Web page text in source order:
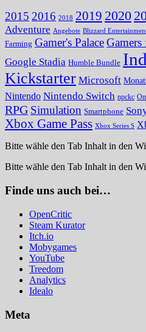
2015 2016 2018 2019 2020
Adventure Angebote Blizzard
Farming Gamer's Palace
Google Stadia Humble Bundle
Kickstarter Microsoft
Nintendo Nintendo Switch npckc
RPG Simulation Smartphone
Xbox Game Pass Xbox Series S
Bitte wähle den Tab Inhalt in den
Bitte wähle den Tab Inhalt in den
Finde uns auch bei…
OpenCritic
Steam Kurator
Itch.io
Mobygames
YouTube
Treedom
Analytics
Idealo
Meta